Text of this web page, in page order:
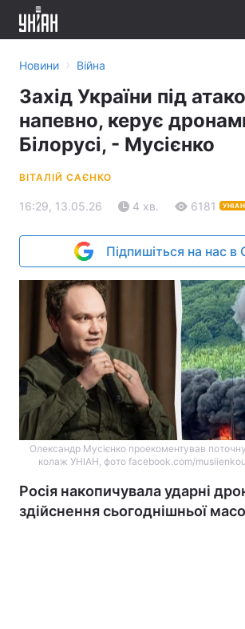
Новини › Війна
Захід України під
напевно, керує
Білорусі, - Мусієнко
ВІТАЛІЙ САЄНКО
16:29, 13.05.26 4 хв. 6181 УНІАН
Підпишіться на нас в
Олександр Мусієнко проекоментував поточну
колаж УНІАН, фото facebook.com/
Росія накопичувала ударні
здійснення сьогоднішньої